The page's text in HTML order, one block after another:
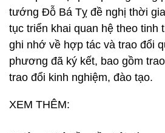
tướng Đỗ Bá Tỵ đề nghị thời
tục triển khai quan hệ theo tinh
ghi nhớ về hợp tác và trao đổi
phương đã ký kết, bao gồm
trao đổi kinh nghiệm, đào tạo.
XEM THÊM: